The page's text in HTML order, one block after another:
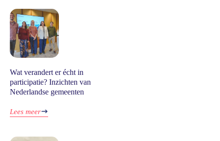
Wat verandert er écht in
participatie? Inzichten van
Nederlandse gemeenten
Lees meer